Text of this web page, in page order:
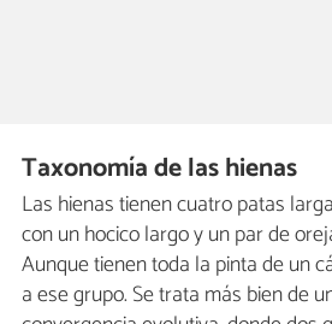
Taxonomía de las hienas
Las hienas tienen cuatro patas
con un hocico largo y un par de
Aunque tienen toda la pinta de un
a ese grupo. Se trata más bien de